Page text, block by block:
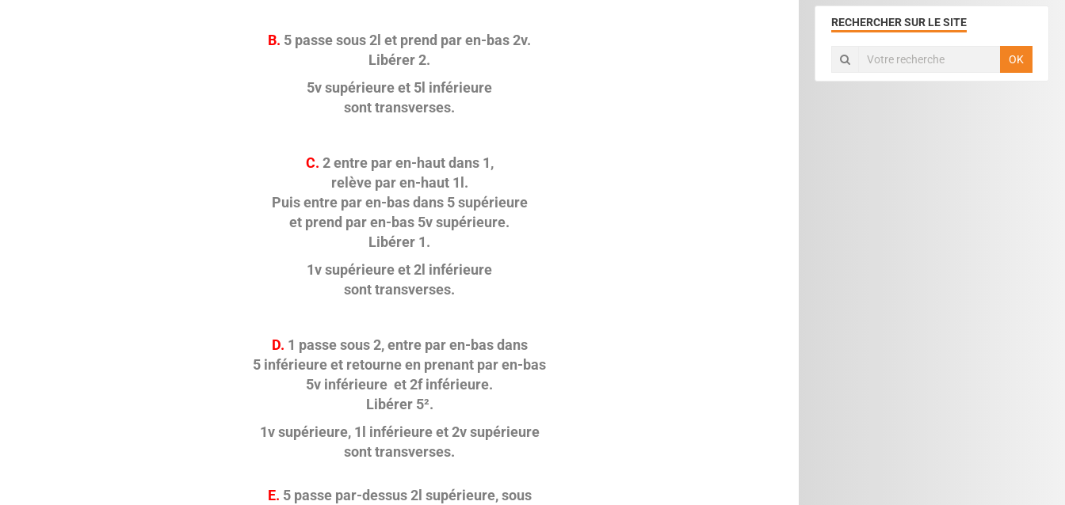
B. 5 passe sous 2l et prend par en-bas 2v.
Libérer 2.
5v supérieure et 5l inférieure
sont transverses.
C. 2 entre par en-haut dans 1,
relève par en-haut 1l.
Puis entre par en-bas dans 5 supérieure
et prend par en-bas 5v supérieure.
Libérer 1.
1v supérieure et 2l inférieure
sont transverses.
D. 1 passe sous 2, entre par en-bas dans
5 inférieure et retourne en prenant par en-bas
5v inférieure et 2f inférieure.
Libérer 5².
1v supérieure, 1l inférieure et 2v supérieure
sont transverses.
E. 5 passe par-dessus 2l supérieure, sous
RECHERCHER SUR LE SITE
OK